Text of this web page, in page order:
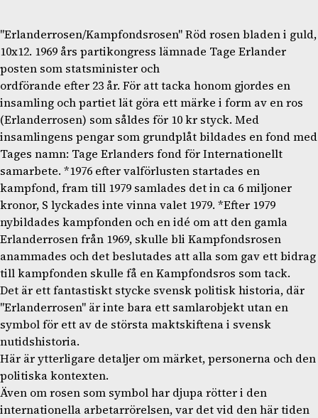
"Erlanderrosen/Kampfondsrosen" Röd rosen bladen i guld,
10x12. 1969 års partikongress lämnade Tage Erlander
posten som statsminister och
ordförande efter 23 år. För att tacka honom gjordes en
insamling och partiet lät göra ett märke i form av en ros
(Erlanderrosen) som såldes för 10 kr styck. Med
insamlingens pengar som grundplåt bildades en fond med
Tages namn: Tage Erlanders fond för Internationellt
samarbete. *1976 efter valförlusten startades en
kampfond, fram till 1979 samlades det in ca 6 miljoner
kronor, S lyckades inte vinna valet 1979. *Efter 1979
nybildades kampfonden och en idé om att den gamla
Erlanderrosen från 1969, skulle bli Kampfondsrosen
anammades och det beslutades att alla som gav ett bidrag
till kampfonden skulle få en Kampfondsros som tack.
Det är ett fantastiskt stycke svensk politisk historia, där
"Erlanderrosen" är inte bara ett samlarobjekt utan en
symbol för ett av de största maktskiftena i svensk
nutidshistoria.
Här är ytterligare detaljer om märket, personerna och den
politiska kontexten.
Även om rosen som symbol har djupa rötter i den
internationella arbetarrörelsen, var det vid den här tiden